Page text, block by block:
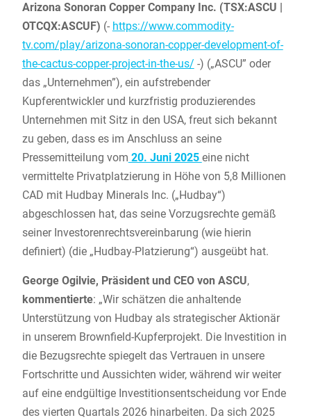
Arizona Sonoran Copper Company Inc. (TSX:ASCU |
OTCQX:ASCUF) (- https://www.commodity-
tv.com/play/arizona-sonoran-copper-development-of-
the-cactus-copper-project-in-the-us/ -) („ASCU” oder
das „Unternehmen”), ein aufstrebender
Kupferentwickler und kurzfristig produzierendes
Unternehmen mit Sitz in den USA, freut sich bekannt
zu geben, dass es im Anschluss an seine
Pressemitteilung vom 20. Juni 2025 eine nicht
vermittelte Privatplatzierung in Höhe von 5,8 Millionen
CAD mit Hudbay Minerals Inc. („Hudbay“)
abgeschlossen hat, das seine Vorzugsrechte gemäß
seiner Investorenrechtsvereinbarung (wie hierin
definiert) (die „Hudbay-Platzierung“) ausgeübt hat.
George Ogilvie, Präsident und CEO von ASCU,
kommentierte: „Wir schätzen die anhaltende
Unterstützung von Hudbay als strategischer Aktionär
in unserem Brownfield-Kupferprojekt. Die Investition in
die Bezugsrechte spiegelt das Vertrauen in unsere
Fortschritte und Aussichten wider, während wir weiter
auf eine endgültige Investitionsentscheidung vor Ende
des vierten Quartals 2026 hinarbeiten. Da sich 2025